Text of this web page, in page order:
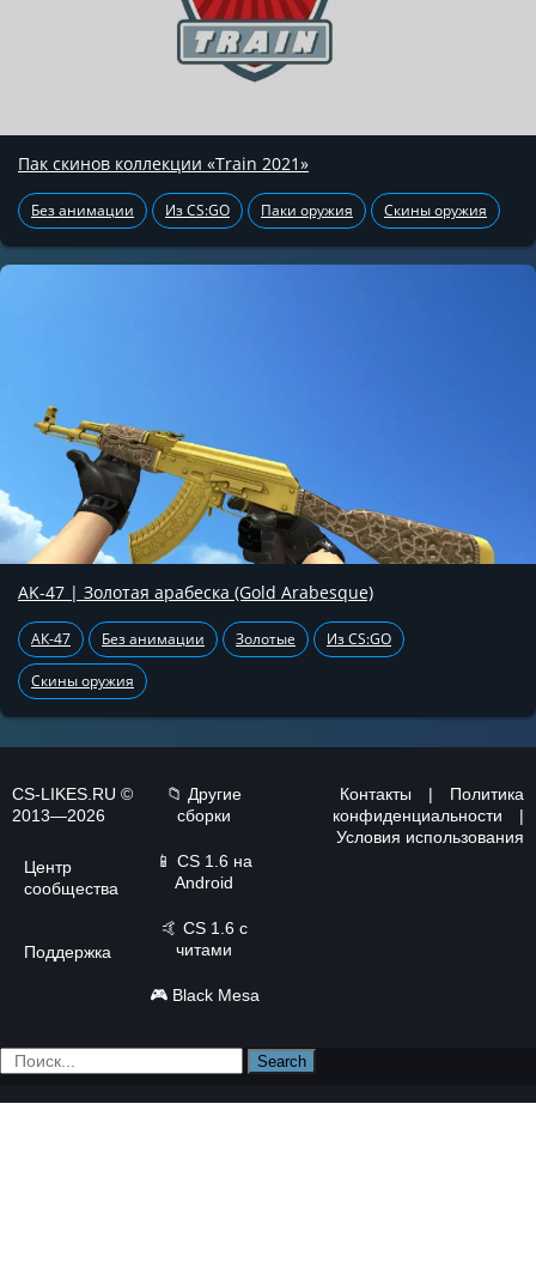
Пак скинов коллекции «Train 2021»
Без анимации Из CS:GO Паки оружия Скины оружия
AK-47 | Золотая арабеска (Gold Arabesque)
АК-47 Без анимации Золотые Из CS:GO
Скины оружия
CS-LIKES.RU ©
2013—2026
Центр
сообщества
Поддержка
📁 Другие
сборки
📱 CS 1.6 на
Android
🤙 CS 1.6 с
читами
🎮 Black Mesa
Контакты |
Политика
конфиденциальности
|
Условия использования
Search